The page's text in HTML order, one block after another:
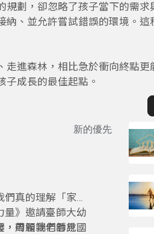
劃，卻忽略了孩子當下的需
、並允許嘗試錯誤的環境。
進森林，相比急於衝向終點
成長的最佳起點。
新的優先
真的理解「家庭
量》邀請臺師大幼
帶領我們看見國
周麗端老師說明